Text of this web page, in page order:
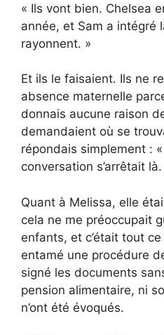
« Ils vont bien. Chelsea
année, et Sam a intégré
rayonnent. »
Et ils le faisaient. Ils ne
absence maternelle
donnais aucune raison
demandaient où se
répondais simplement :
conversation s’arrêtait là.
Quant à Melissa, elle
cela ne me préoccupait
enfants, et c’était tout ce
entamé une procédure
signé les documents
pension alimentaire, ni
n’ont été évoqués.